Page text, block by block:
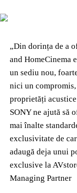
„Din dorința de a
and HomeCinema
un sediu nou,
nici un
proprietăți
SONY ne ajută să
mai înalte
exclusivitate de
adaugă deja unui
exclusive la
Managing Partner